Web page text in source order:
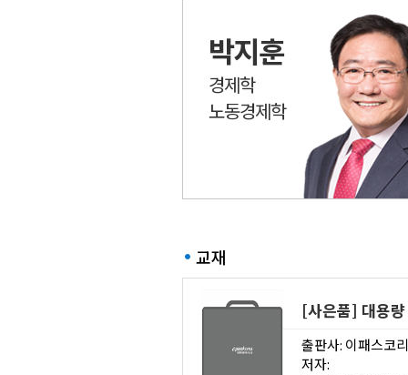
박지훈
경제학
노동경제학
교재
[사은품] 대용
출판사: 이패스코
저자: